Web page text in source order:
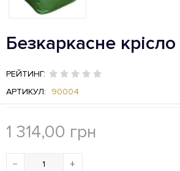
Безкаркасне
РЕЙТИНГ:
АРТИКУЛ:
90004
1 314,00 грн
− +